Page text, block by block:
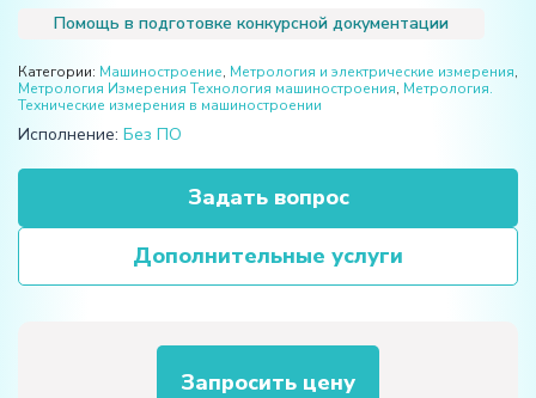
Помощь в подготовке конкурсной документации
Категории: Машиностроение, Метрология и электрические измерения,
Метрология Измерения Технология машиностроения, Метрология.
Технические измерения в машиностроении
Исполнение: Без ПО
Задать вопрос
Дополнительные услуги
Запросить цену